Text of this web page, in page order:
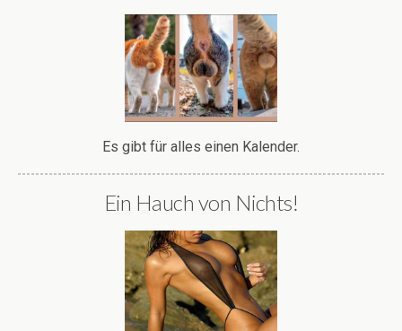
Es gibt für alles einen Kalender.
Ein Hauch von Nichts!